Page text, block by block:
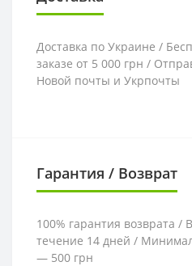
Доставка по Украине /
заказе от 5 000 грн /
Новой почты и Укрпочты
Гарантия / Возврат
100% гарантия возврата /
течение 14 дней /
— 500 грн